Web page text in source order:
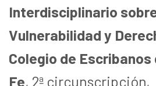
Interdisciplinario
Vulnerabilidad y
Colegio de Escribanos
Fe, 2ª circunscripción,